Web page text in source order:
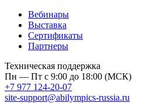
Вебинары
Выставка
Сертификаты
Партнеры
Техническая поддержка
Пн — Пт с 9:00 до 18:00 (МСК)
+7 977 124-20-07
site-support@abilympics-russia.ru